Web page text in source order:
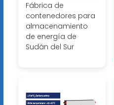
Fábrica de
contenedores para
almacenamiento
de energía de
Sudán del Sur